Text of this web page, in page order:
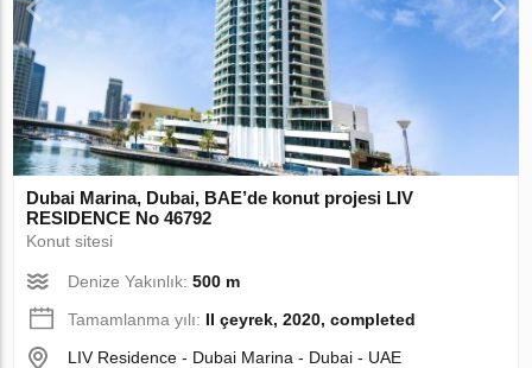
Dubai Marina, Dubai, BAE’de konut projesi LIV
RESIDENCE No 46792
Konut sitesi
Denize Yakınlık:500 m
Tamamlanma yılı: II çeyrek, 2020, completed
LIV Residence - Dubai Marina - Dubai - UAE